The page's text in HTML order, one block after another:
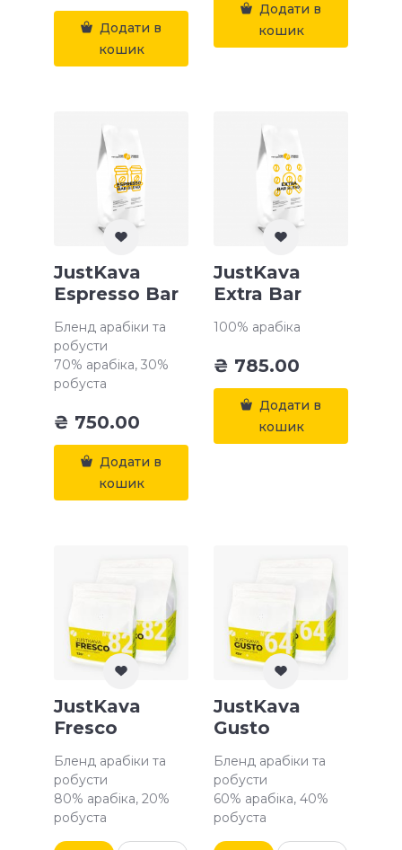
Додати в
кошик
Додати в
кошик
JustKava
Espresso Bar
Бленд арабіки та
робусти
70% арабіка, 30%
робуста
₴ 750.00
Додати в
кошик
JustKava
Extra Bar
100% арабіка
₴ 785.00
Додати в
кошик
JustKava
Fresco
Бленд арабіки та
робусти
80% арабіка, 20%
робуста
JustKava
Gusto
Бленд арабіки та
робусти
60% арабіка, 40%
робуста